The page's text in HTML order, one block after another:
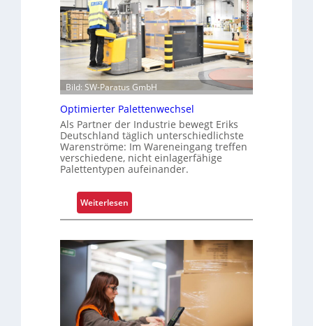
b
s
s
i
c
h
r
h
e
i
t
n
s
i
c
h
e
e
Z
e
i
t
e
n
“
p
a
r
n
t
L
a
g
e
r
o
s
e
n
Bild: SW-Paratus GmbH
Optimierter Palettenwechsel
Als Partner der Industrie bewegt Eriks
Deutschland täglich unterschiedlichste
Warenströme: Im Wareneingang treffen
verschiedene, nicht einlagerfähige
Palettentypen aufeinander.
Weiterlesen:
O
t
i
m
i
e
r